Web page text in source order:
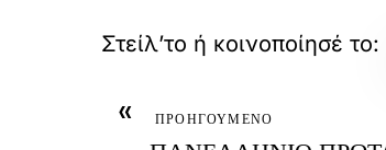
« ΠΡΟΗΓΟΥΜΕΝΟ